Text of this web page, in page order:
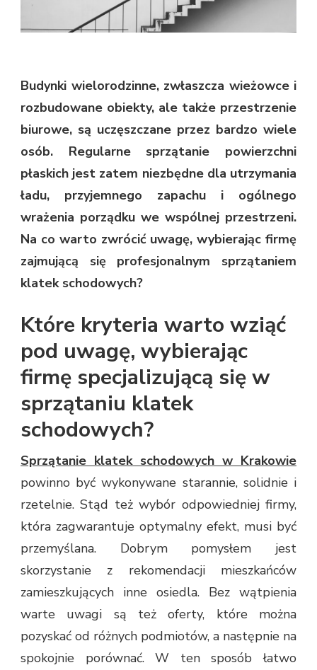
Budynki wielorodzinne, zwłaszcza wieżowce i
rozbudowane obiekty, ale także przestrzenie
biurowe, są uczęszczane przez bardzo wiele
osób. Regularne sprzątanie powierzchni
płaskich jest zatem niezbędne dla utrzymania
ładu, przyjemnego zapachu i ogólnego
wrażenia porządku we wspólnej przestrzeni.
Na co warto zwrócić uwagę, wybierając firmę
zajmującą się profesjonalnym sprzątaniem
klatek schodowych?
Które kryteria warto wziąć
pod uwagę, wybierając
firmę specjalizującą się w
sprzątaniu klatek
schodowych?
Sprzątanie klatek schodowych w Krakowie
powinno być wykonywane starannie, solidnie i
rzetelnie. Stąd też wybór odpowiedniej firmy,
która zagwarantuje optymalny efekt, musi być
przemyślana. Dobrym pomysłem jest
skorzystanie z rekomendacji mieszkańców
zamieszkujących inne osiedla. Bez wątpienia
warte uwagi są też oferty, które można
pozyskać od różnych podmiotów, a następnie na
spokojnie porównać. W ten sposób łatwo